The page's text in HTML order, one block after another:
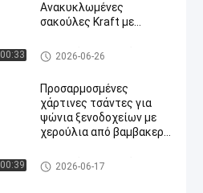
00:33
Ανακυκλωμένες
σακούλες Kraft με
χεράκια και
βιοδιασπώμενο υλικό
συσκευάζοντας τσάντες εγγ
ράφου
2026-06-26
00:39
Προσαρμοσμένες
χάρτινες τσάντες για
ψώνια ξενοδοχείων με
χερούλια από βαμβακερή
συσκευάζοντας τσάντες εγγ
ράφου
2026-06-17